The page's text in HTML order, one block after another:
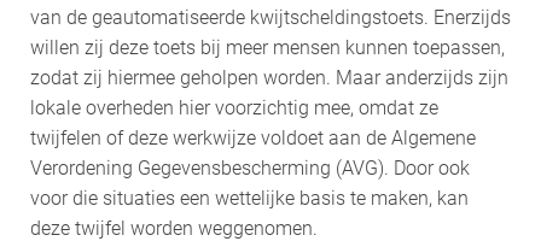
van de geautomatiseerde kwijtscheldingstoets. Enerzijds
willen zij deze toets bij meer mensen kunnen toepassen,
zodat zij hiermee geholpen worden. Maar anderzijds zijn
lokale overheden hier voorzichtig mee, omdat ze
twijfelen of deze werkwijze voldoet aan de Algemene
Verordening Gegevensbescherming (AVG). Door ook
voor die situaties een wettelijke basis te maken, kan
deze twijfel worden weggenomen.